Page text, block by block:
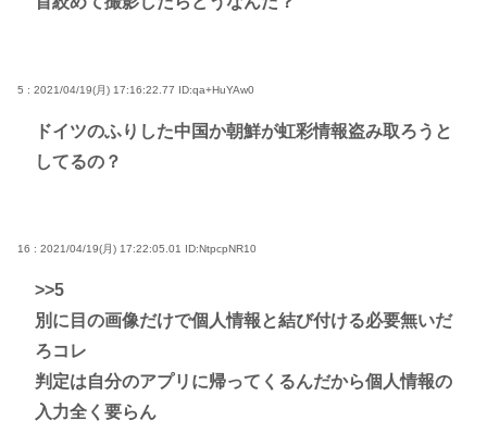
5 : 2021/04/19(月) 17:16:22.77 ID:qa+HuYAw0
ドイツのふりした中国か朝鮮が虹彩情報盗み取ろうと
してるの？
16 : 2021/04/19(月) 17:22:05.01 ID:NtpcpNR10
>>5
別に目の画像だけで個人情報と結び付ける必要無いだ
ろコレ
判定は自分のアプリに帰ってくるんだから個人情報の
入力全く要らん